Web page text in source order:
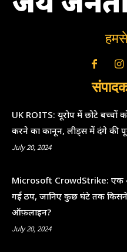
UK ROITS: यूरोप में छोटे बच्चों
करने का कानून, लीड्स में दंगे की
July 20, 2024
Microsoft CrowdStrike: एक
गई ठप, जानिए कुछ घंटे तक किसने
ऑफ़लाइन?
July 20, 2024